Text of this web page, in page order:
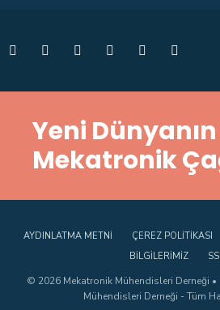
Yeni Dünyanın
Mekatronik
AYDINLATMA METNI ÇEREZ POLITIKASI
BILGILERIMIZ
© 2026 Mekatronik Mühendisleri Derneği
Mühendisleri Derneği - Tüm